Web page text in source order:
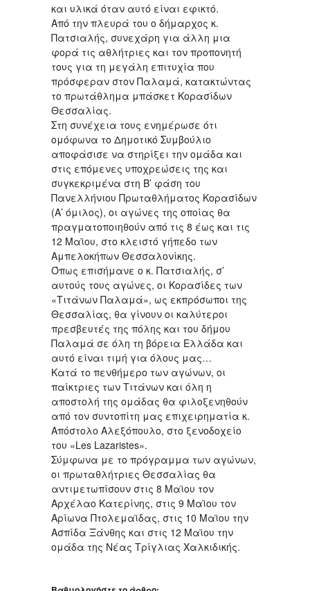
και υλικά όταν αυτό είναι εφικτό.
Από την πλευρά του ο δήμαρχος κ.
Πατσιαλής, συνεχάρη για άλλη μια
φορά τις αθλήτριες και τον προπονητή
τους για τη μεγάλη επιτυχία που
πρόσφεραν στον Παλαμά, κατακτώντας
το πρωτάθλημα μπάσκετ Κορασίδων
Θεσσαλίας.
Στη συνέχεια τους ενημέρωσε ότι
ομόφωνα το Δημοτικό Συμβούλιο
αποφάσισε να στηρίξει την ομάδα και
στις επόμενες υποχρεώσεις της και
συγκεκριμένα στη Β’ φάση του
Πανελλήνιου Πρωταθλήματος Κορασίδων
(Α’ όμιλος), οι αγώνες της οποίας θα
πραγματοποιηθούν από τις 8 έως και τις
12 Μαϊου, στο κλειστό γήπεδο των
Αμπελοκήπων Θεσσαλονίκης.
Όπως επισήμανε ο κ. Πατσιαλής, σ’
αυτούς τους αγώνες, οι Κορασίδες των
«Τιτάνων Παλαμά», ως εκπρόσωποι της
Θεσσαλίας, θα γίνουν οι καλύτεροι
πρεσβευτές της πόλης και του δήμου
Παλαμά σε όλη τη βόρεια Ελλάδα και
αυτό είναι τιμή για όλους μας…
Κατά το πενθήμερο των αγώνων, οι
παίκτριες των Τιτάνων και όλη η
αποστολή της ομάδας θα φιλοξενηθούν
από τον συντοπίτη μας επιχειρηματία κ.
Απόστολο Αλεξόπουλο, στο ξενοδοχείο
του «Les Lazaristes».
Σύμφωνα με το πρόγραμμα των αγώνων,
οι πρωταθλήτριες Θεσσαλίας θα
αντιμετωπίσουν στις 8 Μαϊου τον
Αρχέλαο Κατερίνης, στις 9 Μαϊου τον
Αρίωνα Πτολεμαϊδας, στις 10 Μαϊου την
Ασπίδα Ξάνθης και στις 12 Μαϊου την
ομάδα της Νέας Τρίγλιας Χαλκιδικής.